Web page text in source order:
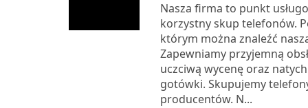
Nasza firma to punkt
korzystny skup telefonów.
którym można znaleźć
Zapewniamy przyjemną
uczciwą wycenę oraz
gotówki. Skupujemy
producentów. N...